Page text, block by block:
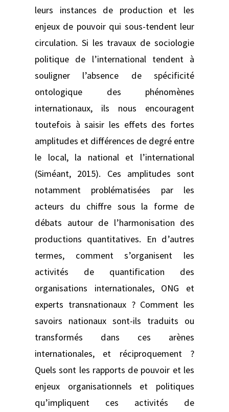
leurs instances de production et les
enjeux de pouvoir qui sous-tendent leur
circulation. Si les travaux de sociologie
politique de l’international tendent à
souligner l’absence de spécificité
ontologique des phénomènes
internationaux, ils nous encouragent
toutefois à saisir les effets des fortes
amplitudes et différences de degré entre
le local, la national et l’international
(Siméant, 2015). Ces amplitudes sont
notamment problématisées par les
acteurs du chiffre sous la forme de
débats autour de l’harmonisation des
productions quantitatives. En d’autres
termes, comment s’organisent les
activités de quantification des
organisations internationales, ONG et
experts transnationaux ? Comment les
savoirs nationaux sont-ils traduits ou
transformés dans ces arènes
internationales, et réciproquement ?
Quels sont les rapports de pouvoir et les
enjeux organisationnels et politiques
qu’impliquent ces activités de